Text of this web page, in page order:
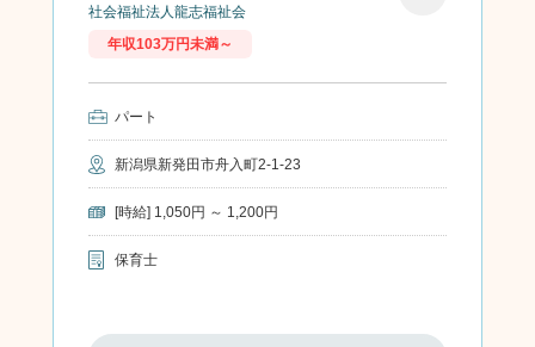
社会福祉法人龍志福祉会
年収103万円未満～
パート
新潟県新発田市舟入町2-1-23
[時給] 1,050円 ～ 1,200円
保育士